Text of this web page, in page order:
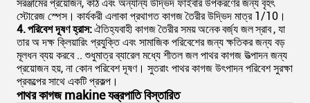
সরঞ্জামের প্রয়োজন, কাঠ এবং অন্যান্য উদ্ভিদ ফাইবার উপকরণের জন্য বৃহৎ
স্টোরেজ স্পেস। কার্যকরী এলাকা প্রথাগত কাগজ তৈরীর উদ্ভিদ মাত্র 1/10।
4.পরিবেশ দূষণ হ্রাস:ঐতিহ্যবাহী কাগজ তৈরীর সময়অনেকবর্জ্য জলস্রাব, যা
তার অ দক্ষ ক্লিয়ারিং প্রযুক্তি এবং সামাজিক পরিবেশের জন্য ক্ষতিকর জন্য বড়
মূলধন ব্যয় করবে .. শুধুমাত্র ব্যারেল মধ্যে শীতল জল পাথর কাগজ উত্পাদন জন্য
প্রয়োজন হয়, না কোন পরিবেশ দূষণ। সুতরাং পাথর কাগজ উৎপাদন পরিবেশ সুরক্ষা
প্রকল্পের সাথে একটি প্রকল্প।
পাথর কাগজ makine যন্ত্রপাতি বিস্তারিত